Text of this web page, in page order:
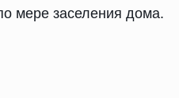
мере заселения дома.